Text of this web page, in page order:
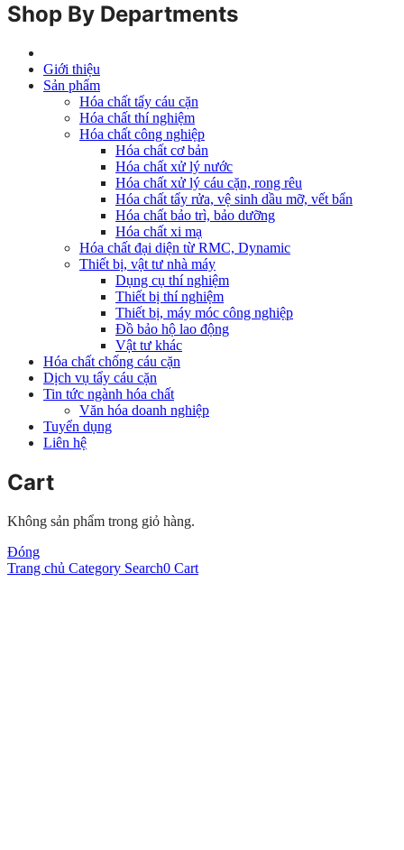
Shop By Departments
Giới thiệu
Sản phẩm
Hóa chất tẩy cáu cặn
Hóa chất thí nghiệm
Hóa chất công nghiệp
Hóa chất cơ bản
Hóa chất xử lý nước
Hóa chất xử lý cáu cặn, rong rêu
Hóa chất tẩy rửa, vệ sinh dầu mỡ, vết bẩn
Hóa chất bảo trì, bảo dưỡng
Hóa chất xi mạ
Hóa chất đại diện từ RMC, Dynamic
Thiết bị, vật tư nhà máy
Dụng cụ thí nghiệm
Thiết bị thí nghiệm
Thiết bị, máy móc công nghiệp
Đồ bảo hộ lao động
Vật tư khác
Hóa chất chống cáu cặn
Dịch vụ tẩy cáu cặn
Tin tức ngành hóa chất
Văn hóa doanh nghiệp
Tuyển dụng
Liên hệ
Cart
Không sản phẩm trong giỏ hàng.
Đóng
Trang chủ Category Search0 Cart